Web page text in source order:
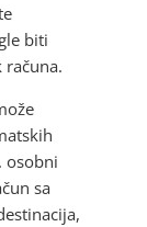
biti
računa.
osobni
sa